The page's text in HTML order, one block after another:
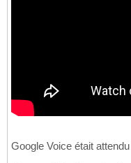
Google Voice était